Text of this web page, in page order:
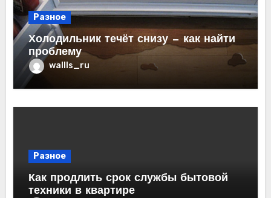
Разное
Холодильник течёт снизу — как найти
проблему
wallls_ru
Разное
Как продлить срок службы бытовой
техники в квартире